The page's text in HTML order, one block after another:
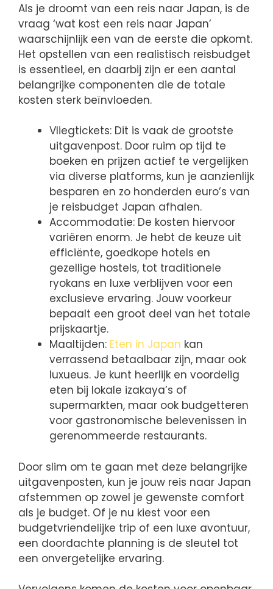
Als je droomt van een reis naar Japan, is de
vraag ‘wat kost een reis naar Japan’
waarschijnlijk een van de eerste die opkomt.
Het opstellen van een realistisch reisbudget
is essentieel, en daarbij zijn er een aantal
belangrijke componenten die de totale
kosten sterk beïnvloeden.
Vliegtickets: Dit is vaak de grootste
uitgavenpost. Door ruim op tijd te
boeken en prijzen actief te vergelijken
via diverse platforms, kun je aanzienlijk
besparen en zo honderden euro’s van
je reisbudget Japan afhalen.
Accommodatie: De kosten hiervoor
variëren enorm. Je hebt de keuze uit
efficiënte, goedkope hotels en
gezellige hostels, tot traditionele
ryokans en luxe verblijven voor een
exclusieve ervaring. Jouw voorkeur
bepaalt een groot deel van het totale
prijskaartje.
Maaltijden: Eten in Japan kan
verrassend betaalbaar zijn, maar ook
luxueus. Je kunt heerlijk en voordelig
eten bij lokale izakaya’s of
supermarkten, maar ook budgetteren
voor gastronomische belevenissen in
gerenommeerde restaurants.
Door slim om te gaan met deze belangrijke
uitgavenposten, kun je jouw reis naar Japan
afstemmen op zowel je gewenste comfort
als je budget. Of je nu kiest voor een
budgetvriendelijke trip of een luxe avontuur,
een doordachte planning is de sleutel tot
een onvergetelijke ervaring.